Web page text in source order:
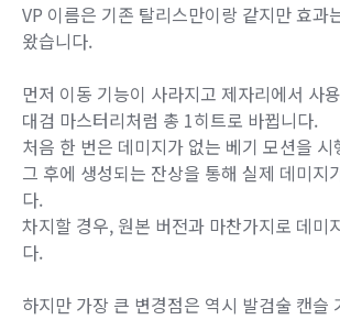
VP 이름은 기존 탈리스만이랑 같지만 효과
왔습니다.
먼저 이동 기능이 사라지고 제자리에서 사
대검 마스터리처럼 총 1히트로 바뀝니다.
처음 한 번은 데미지가 없는 베기 모션을 시
그 후에 생성되는 잔상을 통해 실제 데미지
다.
차지할 경우, 원본 버전과 마찬가지로 데미
다.
하지만 가장 큰 변경점은 역시 발검술 캔슬